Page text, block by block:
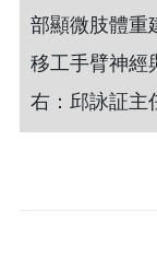
部顯微肢體重
移工手臂神經
右：邱詠証主